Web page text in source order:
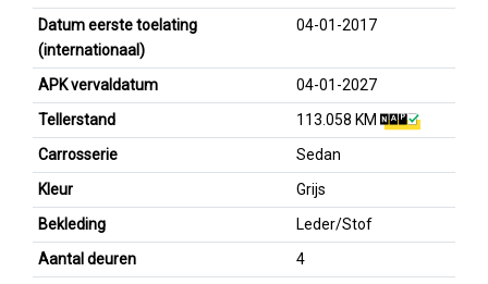
Datum eerste toelating
(internationaal)
04-01-2017
APK vervaldatum
04-01-2027
Tellerstand
113.058 KM
Carrosserie
Sedan
Kleur
Grijs
Bekleding
Leder/Stof
Aantal deuren
4